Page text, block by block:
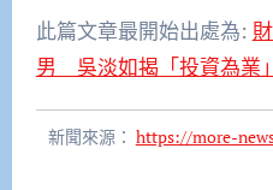
此篇文章最開始出處為:
男 吳淡如揭「投資為業
新聞來源： https://more-